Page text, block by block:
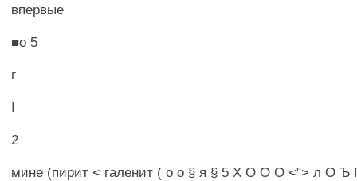
впервые
■о 5
г
I
2
мине (пирит < галенит ( о о § я § 5 X О О О <"> л О Ъ